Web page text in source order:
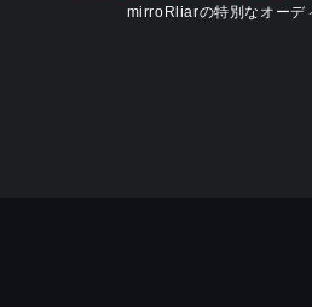
mirroRliarの特別なオーデ